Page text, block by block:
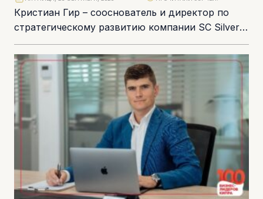
Кристиан Гир – сооснователь и директор по
стратегическому развитию компании SC Silver
Consultancy, а также Президент Кипрско-
Германской бизнес-ассоциации (Cyprus-
Germany Business...